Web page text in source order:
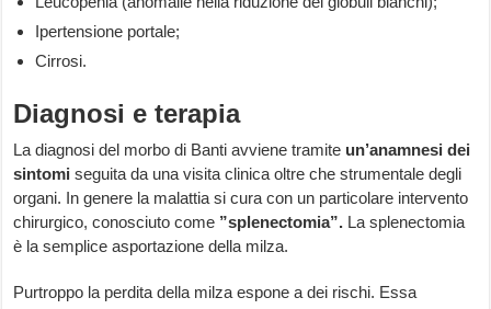
Ipertensione portale;
Cirrosi.
Diagnosi e terapia
La diagnosi del morbo di Banti avviene tramite un’anamnesi dei
sintomi seguita da una visita clinica oltre che strumentale degli
organi. In genere la malattia si cura con un particolare intervento
chirurgico, conosciuto come ”splenectomia”. La splenectomia
è la semplice asportazione della milza.
Purtroppo la perdita della milza espone a dei rischi. Essa